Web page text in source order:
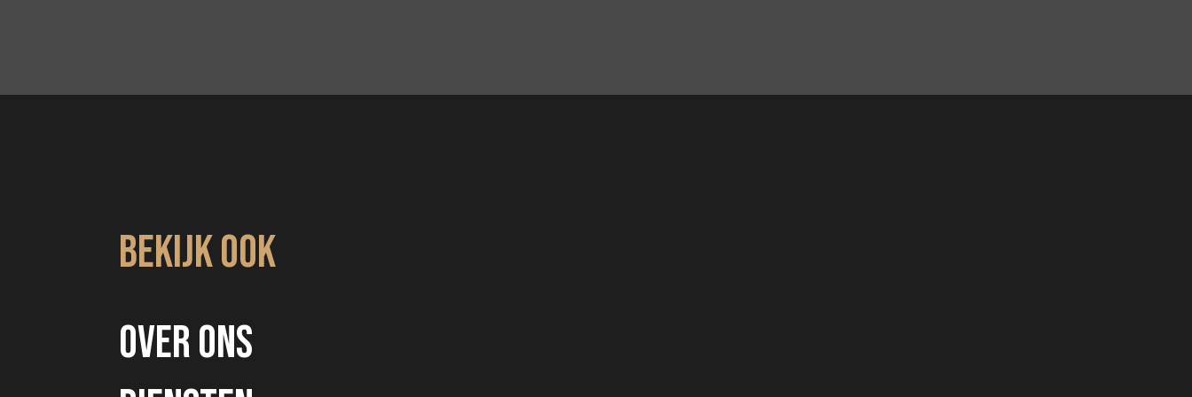
Bekijk ook
Over ons